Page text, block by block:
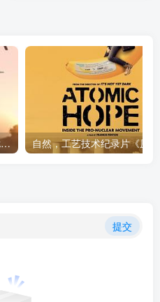
社会生活纪录片《马加拉 Makala》下载
提交